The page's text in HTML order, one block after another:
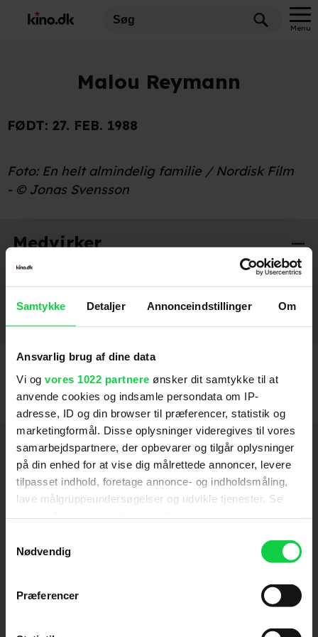
Samtykke Detaljer Annonceindstillinger Om
Ansvarlig brug af dine data
Vi og vores 1022 partnere ønsker dit samtykke til at
anvende cookies og indsamle persondata om IP-
adresse, ID og din browser til præferencer, statistik og
marketingformål. Disse oplysninger videregives til vores
samarbejdspartnere, der opbevarer og tilgår oplysninger
på din enhed for at vise dig målrettede annoncer, levere
tilpasset indhold, foretage annonce- og indholdsmåling,
lave målgruppeundersøgelser og udvikle tjenester. Se
tilbage eller ændre indstillinger fra vores
"Cookiedeklaration", eller ved at trykke på "Privacy
Nødvendig
Præferencer
Menu
Malou Reymann
FØDT: 27. FEB. 1988
Foto: En helt almindelig familie / Nordisk Film
- © Jonas Svensson
Medvirker
Se min kjole
Instruktion
Ustyrlig 2023
En helt almindelig familie 2020
Hold dig opdateret
Send
Kino.dks